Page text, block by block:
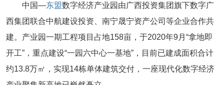
中国—东盟数字经济产业园由广西投资集团旗下数字广
西集团联合中航建设投资、南宁晟宁资产公司等企业合作共
建。产业园一期工程项目占地158亩，于2020年9月“拿地即
开工”，重点建设“一园六中心一基地”，目前已建成面积合计
约13.8万㎡，实现14栋单体建筑交付，一座现代化数字经济